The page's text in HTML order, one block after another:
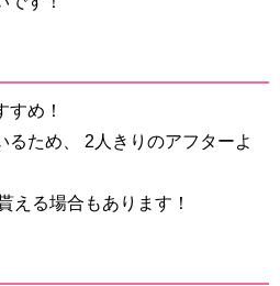
め！
るため、 2人きりのアフターよ
える場合もあります！